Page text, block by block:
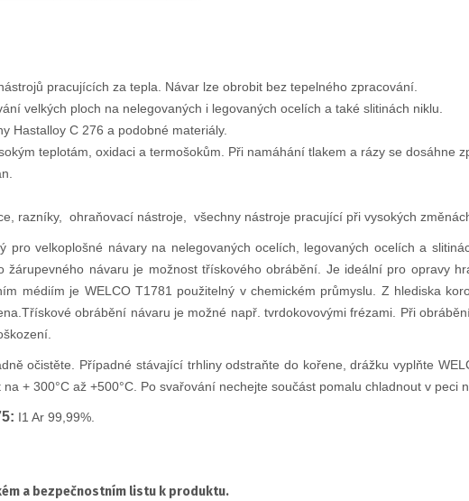
pracujících za tepla. Návar lze obrobit bez tepelného zpracování.
velkých ploch na nelegovaných i legovaných ocelích a také slitinách niklu.
Hastalloy C 276 a podobné materiály.
teplotám, oxidaci a termošokům. Při namáhání tlakem a rázy se dosáhne
razníky, ohraňovací nástroje, všechny nástroje pracující při vysokých
pro velkoplošné návary na nelegovaných ocelích, legovaných ocelích a
žárupevného návaru je možnost třískového obrábění. Je ideální pro opravy
médiím je WELCO T1781 použitelný v chemickém průmyslu. Z hlediska
obrábění návaru je možné např. tvrdokovovými frézami. Při
očistěte. Případné stávající trhliny odstraňte do kořene, drážku vyplňte
+ 300°C až +500°C. Po svařování nechejte součást pomalu chladnout v peci
I1 Ar 99,99%.
a bezpečnostním listu k produktu.